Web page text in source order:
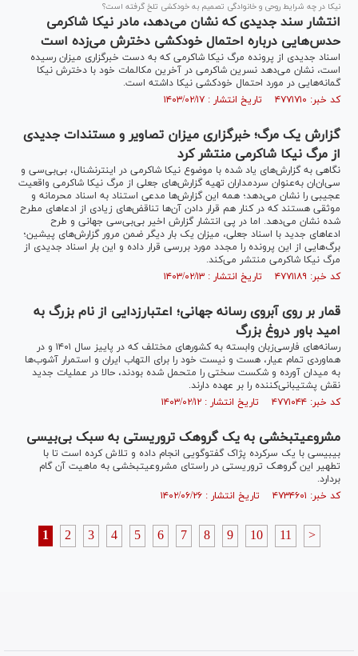
نیکا در چه شرایط روحی و خانوادگی تصمیم به خودکشی تلخ گرفته است؟
انتشار سند جدیدی که نشان می‌دهد، مادر نیکا شاکرمی
حدس‌هایی درباره احتمال خودکشی دخترش می‌زده است
اسناد جدیدی از پرونده مرگ نیکا شاکرمی که به دست خبرگزاری میزان رسیده
است، نشان می‌دهد نسرین شاکرمی در آخرین مکالمات خود با دخترش نیکا
گمانه‌هایی در مورد احتمال خودکشی نیکا داشته است.
کد خبر: ۴۷۷۱۷۱۰ تاریخ انتشار : ۱۴۰۳/۰۲/۱۷
گزارش یک مرگ؛ خبرگزاری میزان تصاویر و مستندات جدیدی
از مرگ نیکا شاکرمی منتشر کرد
نگاهی به گزارش‌های یاد شده با موضوع نیکا شاکرمی در اینترنشنال، بی‌بی‌سی و
سی‌ان‌ان به‌عنوان سردمداران تهیه گزارش‌های جعلی از مرگ نیکا شاکرمی واقعیت
عجیبی را نشان می‌دهد؛ همه این گزارش‌ها مدعی استناد به اسناد محرمانه و
موثقی هستند که در کنار هم قرار دادن آن‌ها تناقض‌های زیادی از ادعا‌های مطرح
شده نشان می‌دهد. اما در پی انتشار گزارش اخیر بی‌بی‌سی جهانی و طرح
ادعا‌های جدید با اسناد جعلی، میزان یک بار دیگر ضمن مرور گزارش‌های پیشین؛
برگ‌هایی از این پرونده را مجدد مورد بررسی قرار داده و این بار اسناد جدیدی از
مرگ نیکا شاکرمی منتشر می‌کند.
کد خبر: ۴۷۷۱۱۸۹ تاریخ انتشار : ۱۴۰۳/۰۲/۱۳
قمار بر روی آبروی رسانه جهانی؛ اعتبارزدایی از نام بزرگ به
امید باور دروغ بزرگ
رسانه‌های فارسی‌زبان وابسته به کشور‌های مختلف که در پاییز سال ۱۴۰۱ و در
هماوردی تمام عیار، هست و نیست خود را برای التهاب ایران و استمرار آشوب‌ها
به میدان آورده و شکست سختی را متحمل شده بودند، حالا در عملیات جدید
نقش پشتیبانی‌کننده را بر عهده دارند.
کد خبر: ۴۷۷۱۰۴۴ تاریخ انتشار : ۱۴۰۳/۰۲/۱۲
مشروعیت‎بخشی به یک گروهک تروریستی به سبک بی‎‌بی‎سی
بی‎بی‎سی با یک سرکرده پژاک گفت‎وگویی انجام داده و تلاش کرده است تا با
تطهیر این گروهک تروریستی در راستای مشروعیت‎بخشی به ماهیت آن گام
بردارد.
کد خبر: ۴۷۳۴۶۰۱ تاریخ انتشار : ۱۴۰۲/۰۶/۲۶
1 2 3 4 5 6 7 8 9 10 11 >